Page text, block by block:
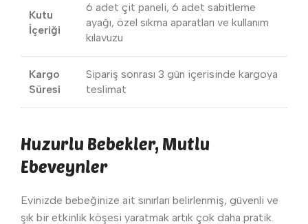
Kutu
İçeriği
6 adet çit paneli, 6 adet sabitleme
ayağı, özel sıkma aparatları ve kullanım
kılavuzu
Kargo
Süresi
Sipariş sonrası 3 gün içerisinde kargoya
teslimat
Huzurlu Bebekler, Mutlu
Ebeveynler
Evinizde bebeğinize ait sınırları belirlenmiş, güvenli ve
şık bir etkinlik köşesi yaratmak artık çok daha pratik.